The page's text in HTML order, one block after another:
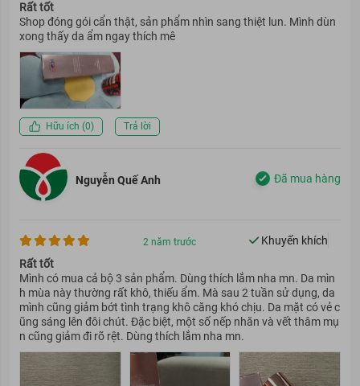
Rất tốt
Shop đóng gói cẩn thật, sản phẩm nhìn sang thiệt lun. Mình dùn
xong thấy da ẩm ngay thích mê
Hữu ích (0) Trả lời
Nguyễn Quế Anh Đã mua hàng
2 năm trước
Khuyến khích
Rất tốt
Mình có mua cả bộ 3 sản phẩm. Dùng thích lắm nha mn. Da mìn
h mùa này thường rất khô, thiếu ẩm. Mà sau 2 tuần sử dụng, da
mình cũng giảm bớt tình trạng khô căng khó chịu. Da mặt có vẻ c
ũng sáng lên đôi chút. Đặc biệt, một số nếp nhăn và vết thâm mụ
n cũng giảm đi rõ rệt. Dùng thích lắm nha mn.